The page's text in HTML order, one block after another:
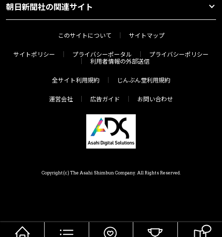
朝日新聞社の関連サイト
このサイトについて サイトマップ
サイトポリシー プライバシーポータル
プライバシーポリシー
利用者情報の外部送信
全サイト利用規約 じんぶん堂利用規約
運営会社 広告ガイド お問い合わせ
Copyright(c) The Asahi Shimbun Company. All Rights Reserved.